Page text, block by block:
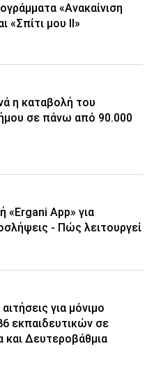
«Ανακαίνιση
«Σπίτι μου ΙΙ»
η καταβολή του
σε πάνω από 90.000
«Ergani App» για
- Πώς λειτουργεί
για μόνιμο
εκπαιδευτικών σε
και Δευτεροβάθμια